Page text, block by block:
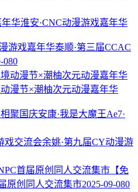
淮安·CNC动漫游戏嘉年华
泰顺·第三届CCAC
080
漫节×潮柚次元动漫嘉年华
安康·我是大魔王Ae7·
余姚·第九届CY动漫游
【免
原创同人交流集市2025-09-080